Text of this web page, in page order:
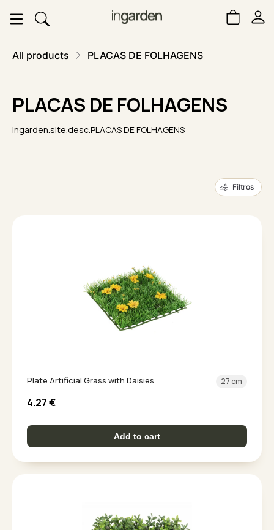
All products PLACAS DE FOLHAGENS
PLACAS DE FOLHAGENS
ingarden.site.desc.PLACAS DE FOLHAGENS
Filtros
Plate Artificial Grass with Daisies 27 cm
4.27€
Add to cart